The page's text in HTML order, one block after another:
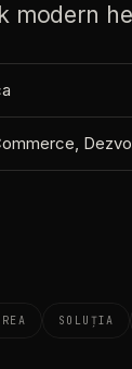
modern
SOLUȚIA